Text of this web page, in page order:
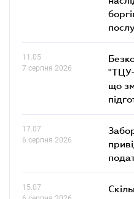
11.05
7 серпня 2026
"ТЦУ-
що
17.07
6 серпня 2026
15.07